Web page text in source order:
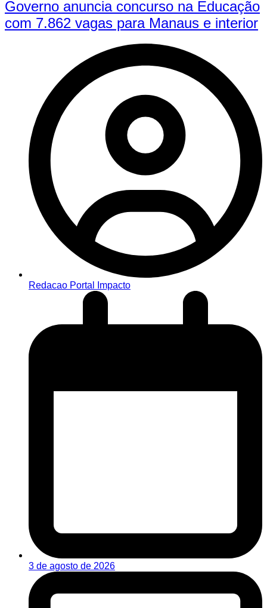
Governo anuncia concurso na Educação
com 7.862 vagas para Manaus e interior
Redacao Portal Impacto
3 de agosto de 2026